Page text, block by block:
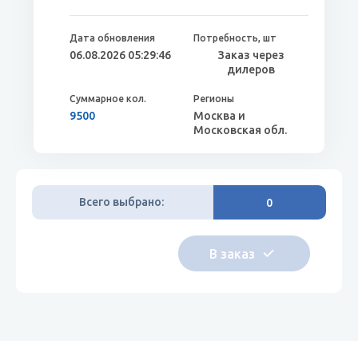
06.08.2026 05:29:46
9500
Заказ через
дилеров
Москва и
Московская обл.
Всего выбрано: 0